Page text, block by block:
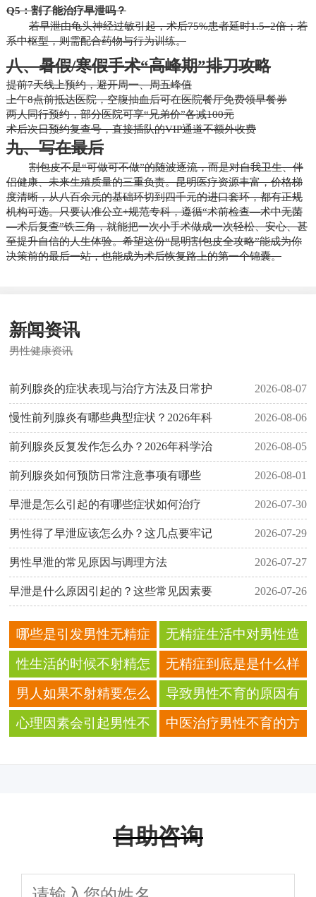
Q5：割了能治疗早泄吗？
若早泄由龟头神经过敏引起，术后75%患者延时1.5–2倍；若
系中枢型，则需配合药物与行为训练。
八、暑假/寒假手术“高峰期”排刀攻略
提前7天线上预约，避开周一、周五峰值
上午8点前抵达医院，空腹抽血后可在医院餐厅免费领早餐券
两人同行预约，部分医院可享“兄弟价”各减100元
术后次日预约复查号，直接插队的VIP通道不额外收费
九、写在最后
割包皮不是“可做可不做”的随波逐流，而是对自我卫生、伴
侣健康、未来生殖质量的三重负责。昆明医疗资源丰富，价格梯
度清晰，从八百余元的基础环切到四千元的进口套环，都有正规
机构可选。只要认准公立+规范专科，遵循“术前检查—术中无菌
—术后复查”铁三角，就能把一次小手术做成一次轻松、安心、甚
至提升自信的人生体验。希望这份“昆明割包皮全攻略”能成为你
决策前的最后一站，也能成为术后恢复路上的第一个锦囊。
新闻资讯
男性健康资讯
前列腺炎的症状表现与治疗方法及日常护 2026-08-07
慢性前列腺炎有哪些典型症状？2026年科 2026-08-06
前列腺炎反复发作怎么办？2026年科学治 2026-08-05
前列腺炎如何预防日常注意事项有哪些 2026-08-01
早泄是怎么引起的有哪些症状如何治疗 2026-07-30
男性得了早泄应该怎么办？这几点要牢记 2026-07-29
男性早泄的常见原因与调理方法 2026-07-27
早泄是什么原因引起的？这些常见因素要 2026-07-26
哪些是引发男性无精症
的病因？
无精症生活中对男性造
成的危害有哪些?
性生活的时候不射精怎
么办？
无精症到底是是什么样
的?
男人如果不射精要怎么
办？
导致男性不育的原因有
那些？
心理因素会引起男性不
中医治疗男性不育的方
自助咨询